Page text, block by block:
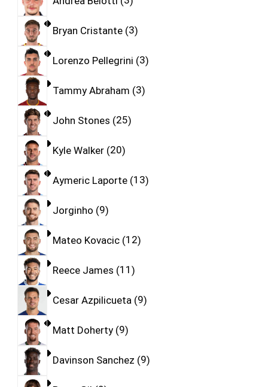
Bryan Cristante 3
Lorenzo Pellegrini 3
Tammy Abraham 3
John Stones 25
Kyle Walker 20
Aymeric Laporte 13
Jorginho 9
Mateo Kovacic 12
Reece James 11
Cesar Azpilicueta 9
Matt Doherty 9
Davinson Sanchez 9